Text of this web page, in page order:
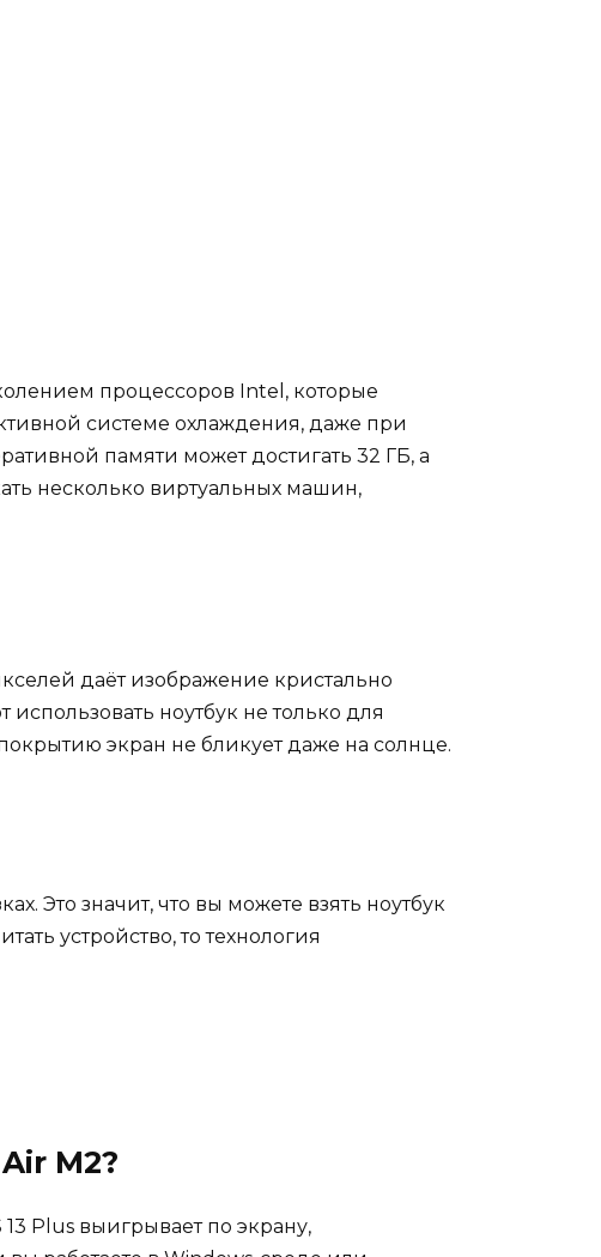
процессоров Intel, которые
системе охлаждения, даже при
памяти может достигать 32 ГБ, а
несколько виртуальных машин,
даёт изображение кристально
ноутбук не только для
экран не бликует даже на солнце.
Это значит, что вы можете взять ноутбук
устройство, то технология
M2?
Plus выигрывает по экрану,